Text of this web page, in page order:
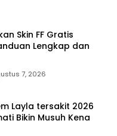
Skin FF Gratis
Lengkap dan
7, 2026
Layla tersakit 2026
Bikin Musuh Kena